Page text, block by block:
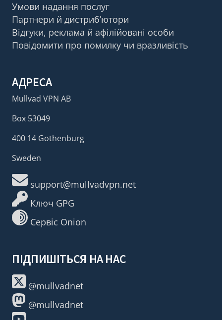
Умови надання послуг
Партнери й дистриб’ютори
Відгуки, реклама й афілійовані особи
Повідомити про помилку чи вразливість
АДРЕСА
Mullvad VPN AB
Box 53049
400 14 Gothenburg
Sweden
support@mullvadvpn.net
Ключ GPG
Сервіс Onion
ПІДПИШІТЬСЯ НА НАС
@mullvadnet
@mullvadnet